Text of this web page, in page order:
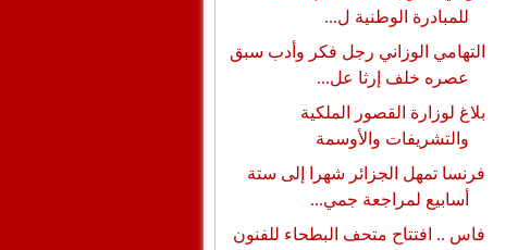
للمبادرة الوطنية ل...
التهامي الوزاني رجل فكر وأدب سبق
عصره خلف إرثا عل...
بلاغ لوزارة القصور الملكية
والتشريفات والأوسمة
فرنسا تمهل الجزائر شهرا إلى ستة
أسابيع لمراجعة جمي...
فاس .. افتتاح متحف البطحاء للفنون